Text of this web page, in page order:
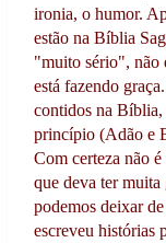
ironia, o humor.
estão na Bíblia
"muito sério", não
está fazendo
contidos na Bíblia,
princípio (Adão e
Com certeza não
que deva ter muita
podemos deixar
escreveu histórias